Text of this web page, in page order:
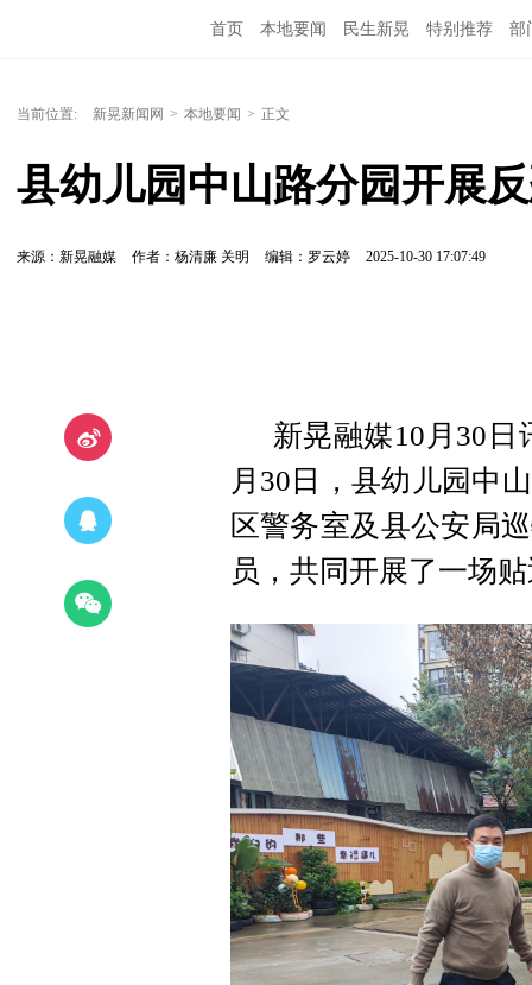
首页 本地要闻 民生新晃 特别推荐 部
当前位置: 新晃新闻网 > 本地要闻 > 正文
县幼儿园中山路分园开展
来源：新晃融媒 作者：杨清廉 关明 编辑：罗云婷 2025-10-30 17:07:49
新晃融媒10月30
月30日，县幼儿园中
区警务室及县公安局
员，共同开展了一场